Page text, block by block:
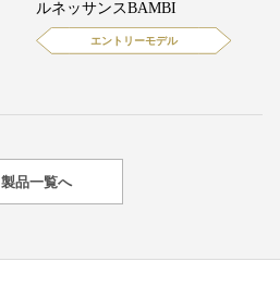
ルネッサンスBAMBI
エントリーモデル
製品一覧へ